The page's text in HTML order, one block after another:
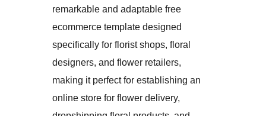
remarkable and adaptable free
ecommerce template designed
specifically for florist shops, floral
designers, and flower retailers,
making it perfect for establishing an
online store for flower delivery,